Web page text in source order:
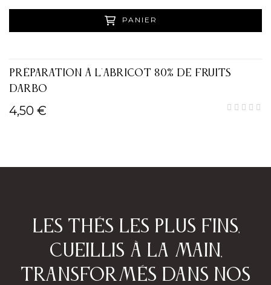
PANIER
PRÉPARATION À L'ABRICOT 80% DE FRUITS
DARBO
4,50 €
Les thés les plus fins,
cueillis à la main,
transformés dans nos